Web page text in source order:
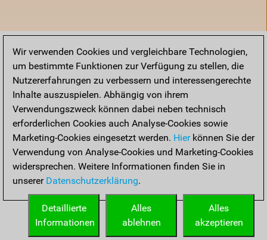
Startseite
Wir verwenden Cookies und vergleichbare Technologien,
um bestimmte Funktionen zur Verfügung zu stellen, die
Nutzererfahrungen zu verbessern und interessengerechte
Inhalte auszuspielen. Abhängig von ihrem
Verwendungszweck können dabei neben technisch
erforderlichen Cookies auch Analyse-Cookies sowie
Marketing-Cookies eingesetzt werden. Hierkönnen Sie der
Verwendung von Analyse-Cookies und Marketing-Cookies
widersprechen. Weitere Informationen finden Sie in
unserer Datenschutzerklärung.
Alles
akzeptieren
Alles
ablehnen
Detaillierte
Informationen